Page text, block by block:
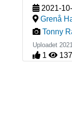
2021-
Grenå
Tonny
Uploadet
1